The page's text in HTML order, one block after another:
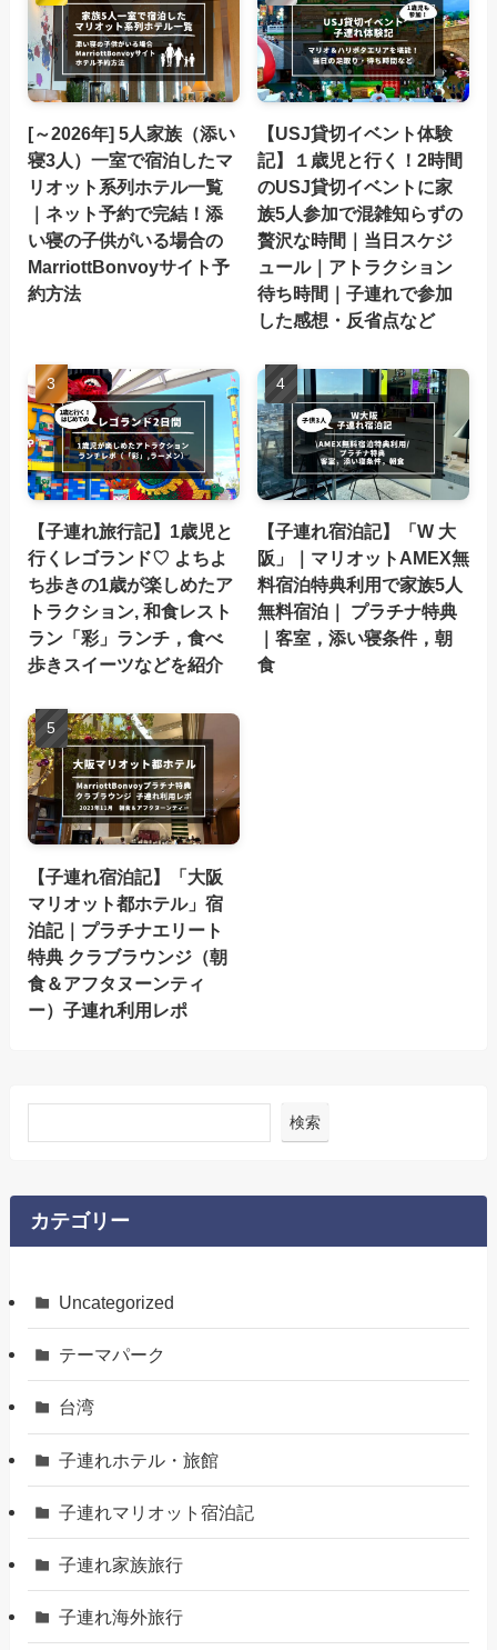
[～2026年] 5人家族（添い
寝3人）一室で宿泊したマ
リオット系列ホテル一覧
｜ネット予約で完結！添
い寝の子供がいる場合の
MarriottBonvoyサイト予
約方法
【USJ貸切イベント体験
記】１歳児と行く！2時間
のUSJ貸切イベントに家
族5人参加で混雑知らずの
贅沢な時間｜当日スケジ
ュール｜アトラクション
待ち時間｜子連れで参加
した感想・反省点など
【子連れ旅行記】1歳児と
行くレゴランド♡ よちよ
ち歩きの1歳が楽しめたア
トラクション, 和食レスト
ラン「彩」ランチ，食べ
歩きスイーツなどを紹介
【子連れ宿泊記】「W 大
阪」｜マリオットAMEX無
料宿泊特典利用で家族5人
無料宿泊｜ プラチナ特典
｜客室，添い寝条件，朝
食
【子連れ宿泊記】「大阪
マリオット都ホテル」宿
泊記｜プラチナエリート
特典 クラブラウンジ（朝
食＆アフタヌーンティ
ー）子連れ利用レポ
検索
カテゴリー
Uncategorized
テーマパーク
台湾
子連れホテル・旅館
子連れマリオット宿泊記
子連れ家族旅行
子連れ海外旅行